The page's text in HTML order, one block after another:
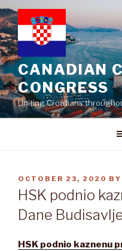
Skip
to
content
CANADIAN
CONGRESS
Uniting Croatians
POSTED
ON
OCTOBER 23, 2020 BY
HSK podnio
Dane
HSK podnio kaznenu